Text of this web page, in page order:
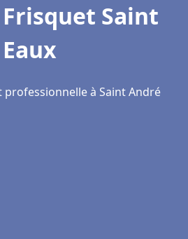
Saint
à Saint André